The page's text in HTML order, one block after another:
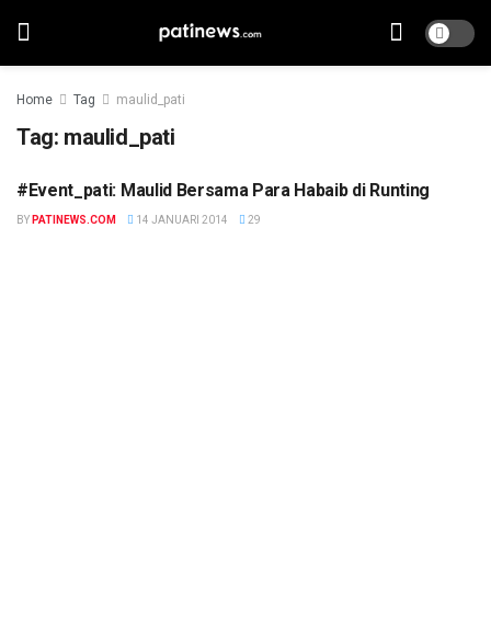
Home Tag maulid_pati
Tag: maulid_pati
BERITA
#Event_pati: Maulid Bersama Para Habaib di Runting
BY PATINEWS.COM 14 JANUARI 2014 29